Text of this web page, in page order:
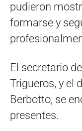
pudieron
formarse y
El secretario
Trigueros, y el
Berbotto, se
presentes.